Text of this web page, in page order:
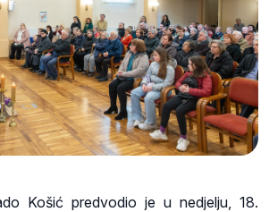
Košić predvodio je u nedjelju, 18.